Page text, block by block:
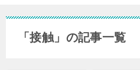
「接触」の記事一覧